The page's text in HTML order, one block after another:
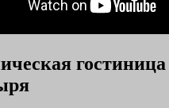
гостиница